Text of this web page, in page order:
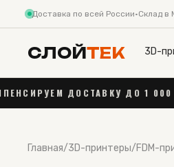
Доставка по всей России·Склад в
СЛОЙТЕК 3D-
ДО 1 000 ₽ ОТ 55 000 ₽ ◆
Главная/3D-принтеры/FDM-